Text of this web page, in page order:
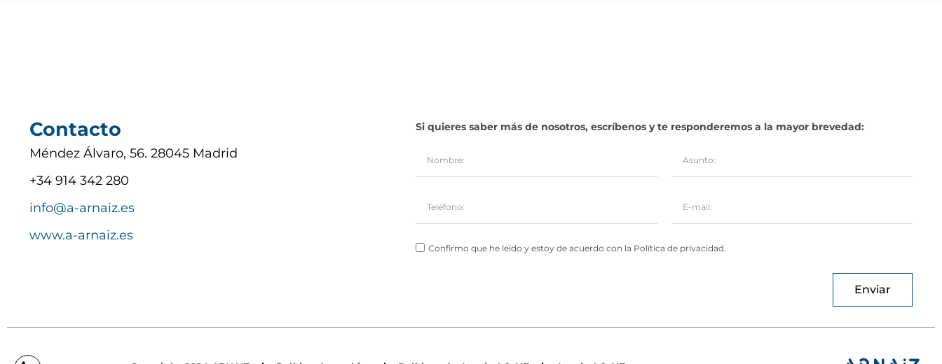
Contacto
Méndez Álvaro, 56. 28045 Madrid
+34 914 342 280
info@a-arnaiz.es
www.a-arnaiz.es
Si quieres saber más de nosotros, escríbenos y te responderemos a la mayor brevedad:
Confirmo que he leído y estoy de acuerdo con la Política de privacidad.
Enviar